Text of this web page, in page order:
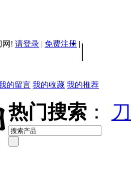
网! 请登录 | 免费注册 | |
的留言 我的收藏 我的推荐
热门搜索 ：